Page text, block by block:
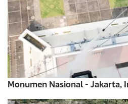
Monumen Nasional - Jakarta,